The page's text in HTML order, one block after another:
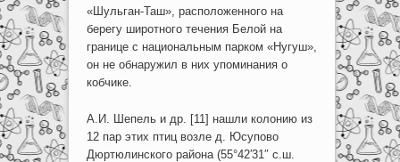
«Шульган-Таш», расположенного на
берегу широтного течения Белой на
границе с национальным парком «Нугуш»,
он не обнаружил в них упоминания о
кобчике.
А.И. Шепель и др. [11] нашли колонию из
12 пар этих птиц возле д. Юсупово
Дюртюлинского района (55°42′31″ с.ш.